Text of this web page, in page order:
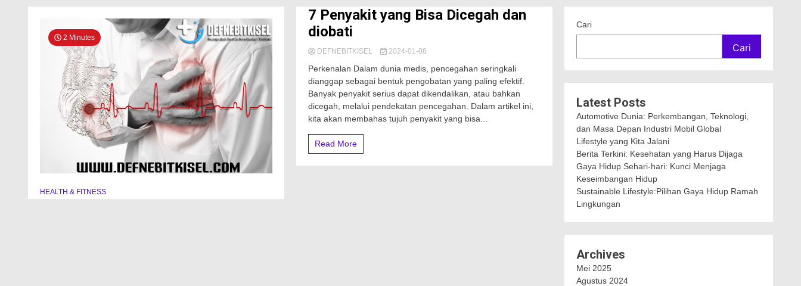
2 Minutes
HEALTH & FITNESS
7 Penyakit yang Bisa Dicegah dan
diobati
DEFNEBITKISEL 2024-01-08
Perkenalan Dalam dunia medis, pencegahan seringkali
dianggap sebagai bentuk pengobatan yang paling efektif.
Banyak penyakit serius dapat dikendalikan, atau bahkan
dicegah, melalui pendekatan pencegahan. Dalam artikel ini,
kita akan membahas tujuh penyakit yang bisa...
Read More
Cari
Cari
Latest Posts
Automotive Dunia: Perkembangan, Teknologi,
dan Masa Depan Industri Mobil Global
Lifestyle yang Kita Jalani
Berita Terkini: Kesehatan yang Harus Dijaga
Gaya Hidup Sehari-hari: Kunci Menjaga
Keseimbangan Hidup
Sustainable Lifestyle:Pilihan Gaya Hidup Ramah
Lingkungan
Archives
Mei 2025
Agustus 2024